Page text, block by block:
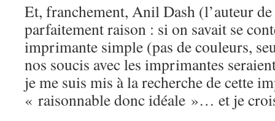
Et, franchement, Anil Dash (l’auteur
parfaitement raison : si on savait se
imprimante simple (pas de couleurs,
nos soucis avec les imprimantes
je me suis mis à la recherche de cette
« raisonnable donc idéale »… et je